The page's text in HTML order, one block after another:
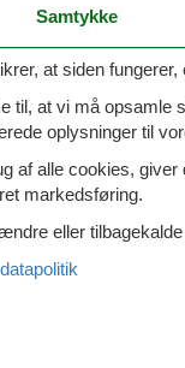
Albonosi -
Galizana
4,0
I Galižana, ikke langt
indbydende feriehuse.
ind og giver en
Samtykke
at siden
til, at vi må opsamle
oplysninger til
af alle cookies,
markedsføring.
eller